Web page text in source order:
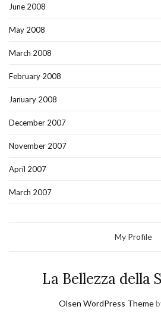
June 2008
May 2008
March 2008
February 2008
January 2008
December 2007
November 2007
April 2007
March 2007
My Profile
La Bellezza della
Olsen WordPress Theme